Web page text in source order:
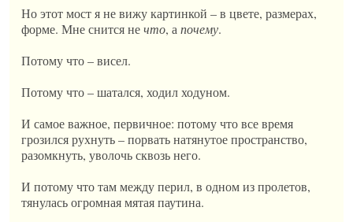
Но этот мост я не вижу картинкой – в цвете, размерах,
форме. Мне снится нечто, а почему.
Потому что – висел.
Потому что – шатался, ходил ходуном.
И самое важное, первичное: потому что все время
грозился рухнуть – порвать натянутое пространство,
разомкнуть, уволочь сквозь него.
И потому что там между перил, в одном из пролетов,
тянулась огромная мятая паутина.